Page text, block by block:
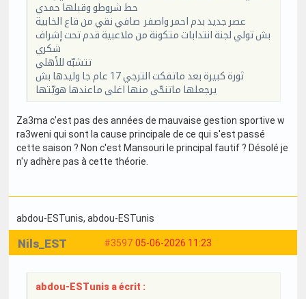
حط شروطو وقبلها حمدي
عصر جديد بدم احمر واصفر صافي نقي من قاع الخابية
بش تولي لجنة انتدابات متكونة من ملاعبية قدم تحت إشراف
شكري
تتشبّه للأهلي
ثورة كبيرة بعد ماتفكت الترجي 17 عام جا وليدها بش
يرجعلها ماتنحّى منها اغلى ماعندها هويّتها
Za3ma c'est pas des années de mauvaise gestion sportive w
ra3weni qui sont la cause principale de ce qui s'est passé
cette saison ? Non c'est Mansouri le principal fautif ? Désolé je
n'y adhère pas à cette théorie.
abdou-ESTunis, abdou-ESTunis
#3597 05-06-2026 11:23
Nils_EST
abdou-ESTunis a écrit :